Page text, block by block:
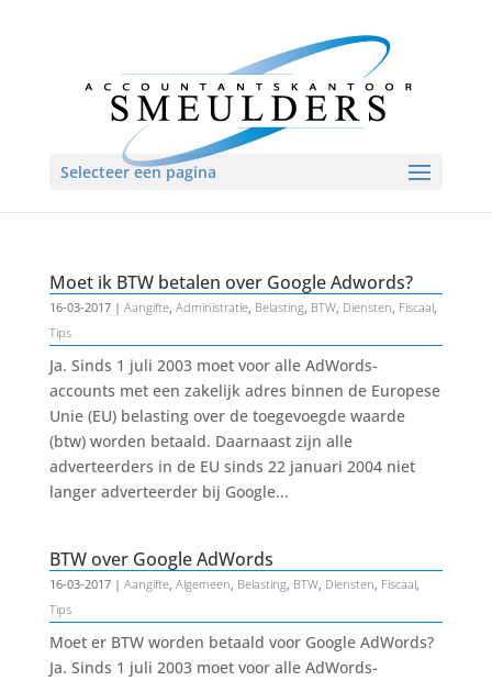
Selecteer een pagina
Moet ik BTW betalen over Google Adwords?
16-03-2017| Aangifte, Administratie, Belasting, BTW, Diensten, Fiscaal,
Tips
Ja. Sinds 1 juli 2003 moet voor alle AdWords-
accounts met een zakelijk adres binnen de Europese
Unie (EU) belasting over de toegevoegde waarde
(btw) worden betaald. Daarnaast zijn alle
adverteerders in de EU sinds 22 januari 2004 niet
langer adverteerder bij Google...
BTW over Google AdWords
16-03-2017| Aangifte, Algemeen, Belasting, BTW, Diensten, Fiscaal,
Tips
Moet er BTW worden betaald voor Google AdWords?
Ja. Sinds 1 juli 2003 moet voor alle AdWords-